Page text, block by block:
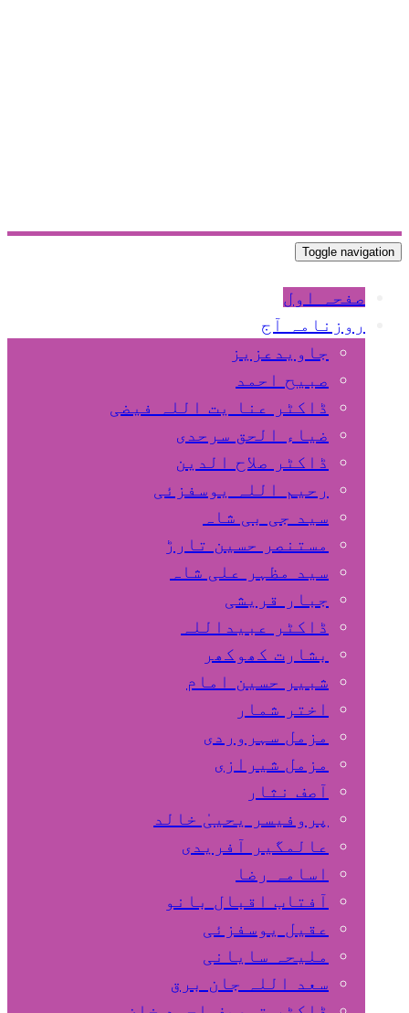
Toggle navigation
صفحہ اول
روزنامہ آج
جاویدعزیز
صبیح احمد
ڈاکٹر عنا یت اللہ فیضی
ضیاء الحق سرحدی
ڈاکٹر صلاح الدین
رحیم اللہ یوسفزئی
سید جی بی شاہ
مستنصر حسین تارڑ
سید مظہر علی شاہ
جبار قریشی
ڈاکٹر عبیداللہ
بشارت کھوکھر
شبیر حسین امام
اختر شمار
مزمل سہروردی
مزمل شیرازی
آصف نثار
پروفیسر یحییٰ خالد
عالمگیر آفریدی
اسامہ رضا
آفتاب اقبال بانو
عقیل یوسفزئی
ملیحہ سایانی
سعد اللہ جان برق